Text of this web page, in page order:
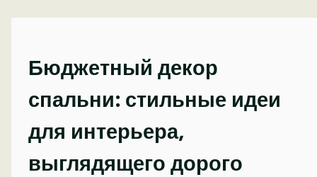
Бюджетный декор
спальни: стильные идеи
для интерьера,
выглядящего дорого